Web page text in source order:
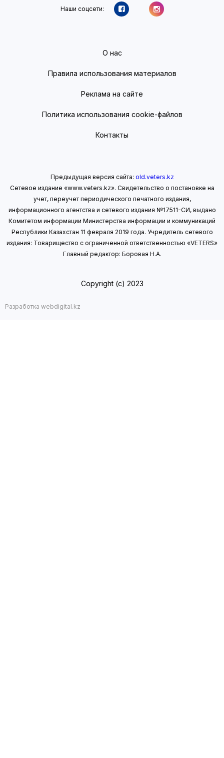
Наши соцсети:
О нас
Правила использования материалов
Реклама на сайте
Политика использования cookie-файлов
Контакты
Предыдущая версия сайта: old.veters.kz
Сетевое издание «www.veters.kz». Свидетельство о постановке на
учет, переучет периодического печатного издания,
информационного агентства и сетевого издания №17511-СИ, выдано
Комитетом информации Министерства информации и коммуникаций
Республики Казахстан 11 февраля 2019 года. Учредитель сетевого
издания: Товарищество с ограниченной ответственностью «VETERS»
Главный редактор: Боровая Н.А.
Copyright (с) 2023
Разработка webdigital.kz